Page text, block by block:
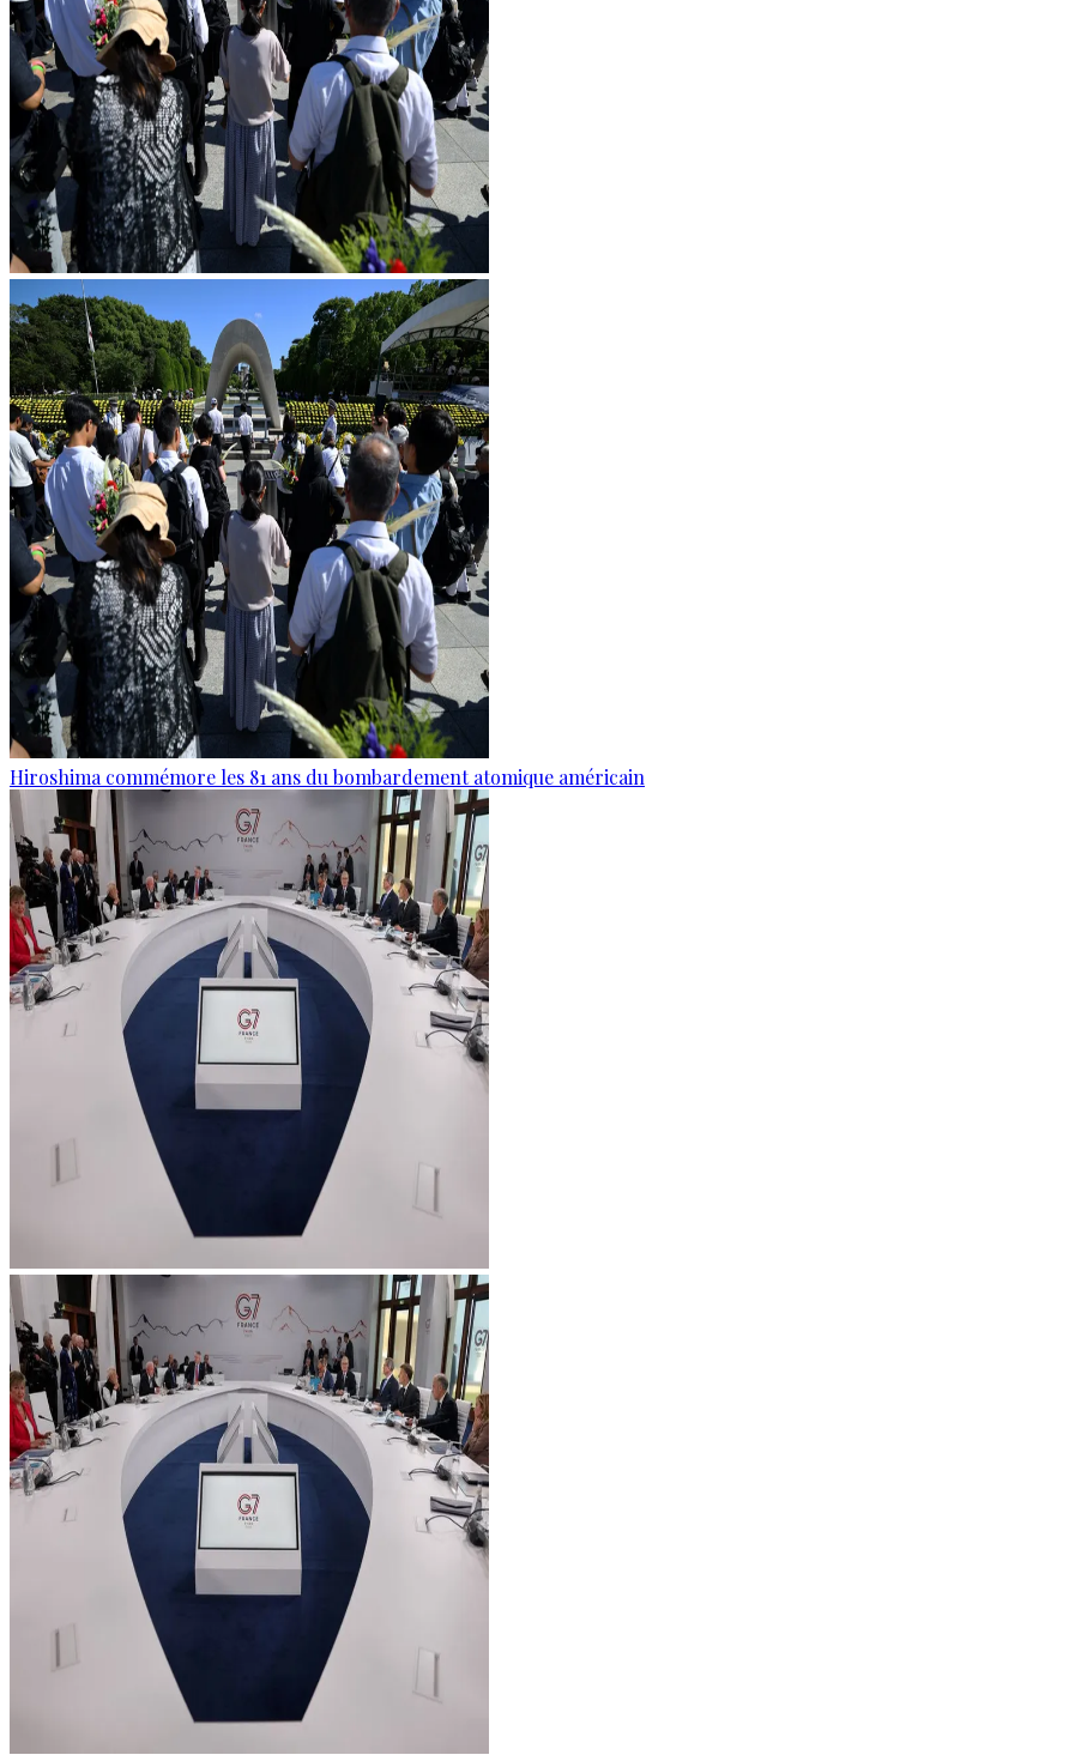
Hiroshima commémore les 81 ans du bombardement atomique américain